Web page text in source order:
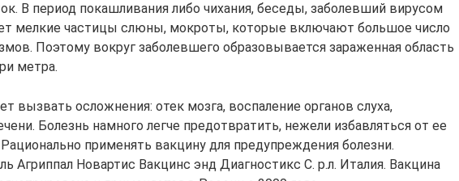
В период покашливания либо чихания, беседы, заболевший вирусом
мелкие частицы слюны, мокроты, которые включают большое число
Поэтому вокруг заболевшего образовывается зараженная область
метра.
вызвать осложнения: отек мозга, воспаление органов слуха,
Болезнь намного легче предотвратить, нежели избавляться от ее
Рационально применять вакцину для предупреждения болезни.
Агриппал Новартис Вакцинс энд Диагностикс С. р.л. Италия. Вакцина